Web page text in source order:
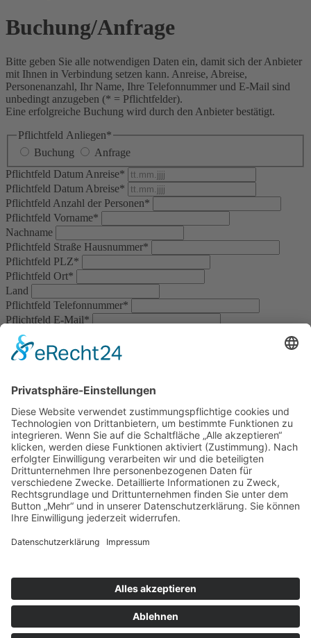
Buchung/Anfrage
Bitte geben Sie alle notwendigen Daten ein, damit sich der Anbieter
mit Ihnen in Verbindung setzen kann. Anreise, Abreise,
Personenanzahl, Ihr Name, Ihre Telefonnummer und E-Mail sind
unbedingt anzugeben (* = Pflichtfelder).
Eine erfolgreiche Buchung wird durch den Anbieter bestätigt.
Pflichtfeld Anliegen*
Buchung
Anfrage
Pflichtfeld Datum Anreise*
Pflichtfeld Datum Abreise*
PflichtfeldAnzahl der Personen*
Pflichtfeld Vorname*
Nachname
Pflichtfeld Straße Hausnummer*
Pflichtfeld PLZ*
Pflichtfeld Ort*
Land
Pflichtfeld Telefonnummer*
Pflichtfeld E-Mail*
Pflichtfeld
Sicherheitsfrage
addieren Sie 2 und 1.
Für Kurzentschlossene
Ganz einfach sachsenweit eine Unterkunft finden: Über den Button
unten gelangen Sie direkt zum Buchungsportal der Tourismus
Marketing Gesellschaft Sachsen.
Optionen
»Neue Suche
»Merkliste anzeigen
Informationen
Impressum•Datenschutz